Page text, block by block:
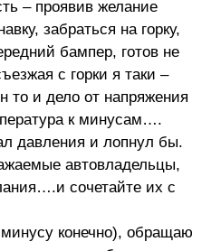
– проявив желание
забраться на горку,
бампер, готов не
с горки я таки –
то и дело от напряжения
к минусам….
давления и лопнул бы.
автовладельцы,
сочетайте их с
конечно), обращаю